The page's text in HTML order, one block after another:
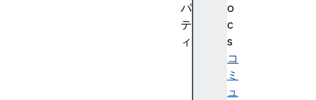
o
c
s
コ
ミ
ュ
パ
テ
ィ